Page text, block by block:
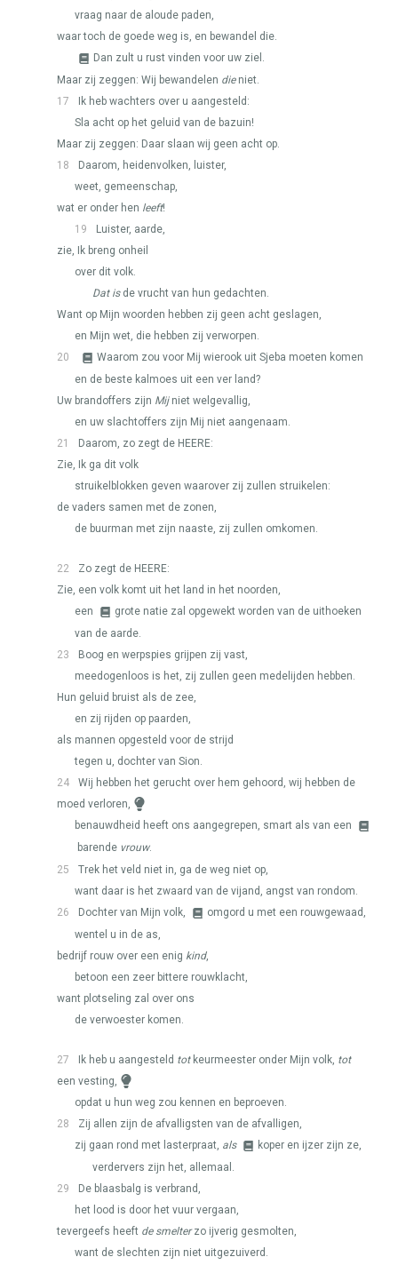
vraag naar de aloude paden,
waar toch de goede weg is, en bewandel die.
Dan zult u rust vinden voor uw ziel.
Maar zij zeggen: Wij bewandelen dieniet.
17
Ik heb wachters over u aangesteld:
Sla acht op het geluid van de bazuin!
Maar zij zeggen: Daar slaan wij geen acht op.
18
Daarom, heidenvolken, luister,
weet, gemeenschap,
wat er onder hen leeft!
19
Luister, aarde,
zie, Ik breng onheil
over dit volk.
Dat isde vrucht van hun gedachten.
Want op Mijn woorden hebben zij geen acht geslagen,
en Mijn wet, die hebben zij verworpen.
20
Waarom zou voor Mij wierook uit Sjeba moeten komen
en de beste kalmoes uit een ver land?
Uw brandoffers zijn Mijniet welgevallig,
en uw slachtoffers zijn Mij niet aangenaam.
21
Daarom, zo zegt de HEERE:
Zie, Ik ga dit volk
struikelblokken geven waarover zij zullen struikelen:
de vaders samen met de zonen,
de buurman met zijn naaste, zij zullen omkomen.
22 Zo zegt de HEERE:
Zie, een volk komt uit het land in het noorden,
een
grote natie zal opgewekt worden van de uithoeken
van de aarde.
23
Boog en werpspies grijpen zij vast,
meedogenloos is het, zij zullen geen medelijden hebben.
Hun geluid bruist als de zee,
en zij rijden op paarden,
als mannen opgesteld voor de strijd
tegen u, dochter van Sion.
24
Wij hebben het gerucht over hem gehoord, wij hebben de
moed verloren,
benauwdheid heeft ons aangegrepen, smart als van een
barende vrouw.
25
Trek het veld niet in, ga de weg niet op,
want daar is het zwaard van de vijand, angst van rondom.
26
Dochter van Mijn volk,
omgord u met een rouwgewaad,
wentel u in de as,
bedrijf rouw over een enig kind,
betoon een zeer bittere rouwklacht,
want plotseling zal over ons
de verwoester komen.
27 Ik heb u aangesteld totkeurmeester onder Mijn volk, tot
een vesting,
opdat u hun weg zou kennen en beproeven.
28
Zij allen zijn de afvalligsten van de afvalligen,
zij gaan rond met lasterpraat, als
koper en ijzer zijn ze,
verdervers zijn het, allemaal.
29
De blaasbalg is verbrand,
het lood is door het vuur vergaan,
tevergeefs heeft de smelterzo ijverig gesmolten,
want de slechten zijn niet uitgezuiverd.